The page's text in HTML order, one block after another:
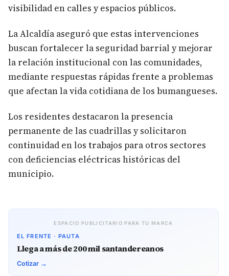
visibilidad en calles y espacios públicos.
La Alcaldía aseguró que estas intervenciones
buscan fortalecer la seguridad barrial y mejorar
la relación institucional con las comunidades,
mediante respuestas rápidas frente a problemas
que afectan la vida cotidiana de los bumangueses.
Los residentes destacaron la presencia
permanente de las cuadrillas y solicitaron
continuidad en los trabajos para otros sectores
con deficiencias eléctricas históricas del
municipio.
ESPACIO PUBLICITARIO PARA TU MARCA
EL FRENTE · PAUTA
Llega a más de 200 mil santandereanos
Cotizar →